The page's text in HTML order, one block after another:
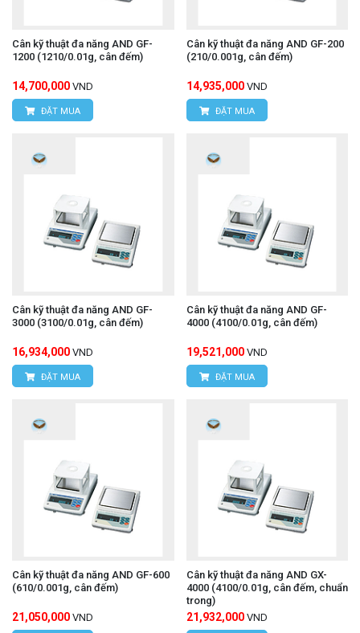
Cân kỹ thuật đa năng AND GF-
1200 (1210/0.01g, cân đếm)
14,700,000 VND
ĐẶT MUA
Cân kỹ thuật đa năng AND GF-200
(210/0.001g, cân đếm)
14,935,000 VND
ĐẶT MUA
Cân kỹ thuật đa năng AND GF-
3000 (3100/0.01g, cân đếm)
16,934,000 VND
ĐẶT MUA
Cân kỹ thuật đa năng AND GF-
4000 (4100/0.01g, cân đếm)
19,521,000 VND
ĐẶT MUA
Cân kỹ thuật đa năng AND GF-600
(610/0.001g, cân đếm)
21,050,000 VND
Cân kỹ thuật đa năng AND GX-
4000 (4100/0.01g, cân đếm, chuẩn
trong)
21,932,000 VND